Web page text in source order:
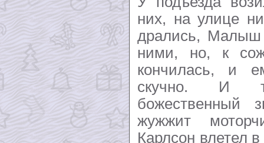
них, на улице
дрались, Малыш
ними, но, к
кончилась, и
скучно. И
божественный
жужжит
Карлсон влетел